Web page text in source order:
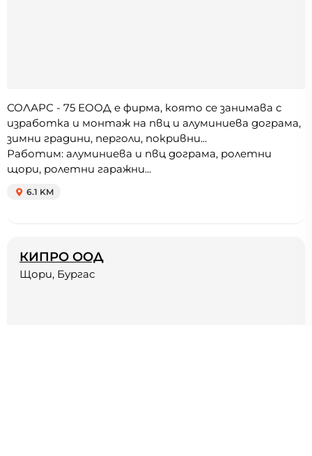
СОЛАРС - 75 ЕООД е фирма, която се занимава с
изработка и монтаж на пвц и алуминиева дограма,
зимни градини, перголи, покривни...
Работим: алуминиева и пвц дограма, ролетни
щори, ролетни гаражни...
6.1 KM
КИПРО ООД
Щори, Бургас